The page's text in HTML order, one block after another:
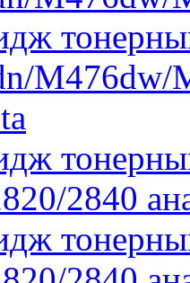
M476dw/
2840